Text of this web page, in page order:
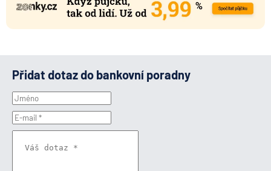
Přidat dotaz do bankovní poradny